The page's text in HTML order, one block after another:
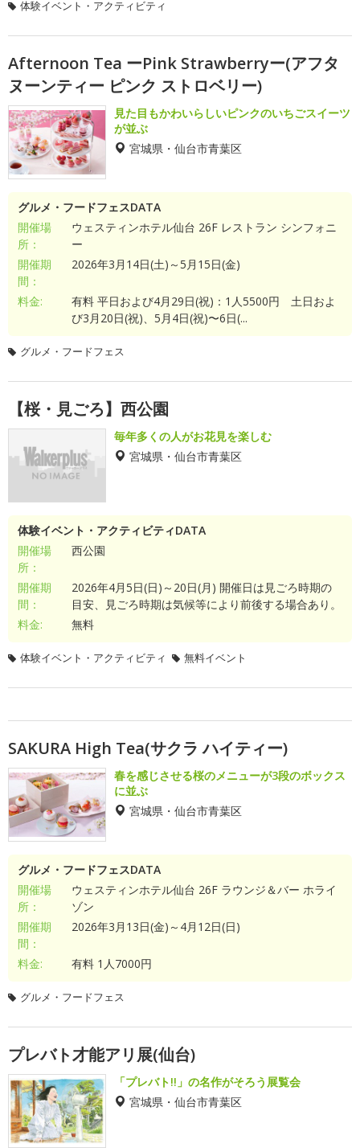
体験イベント・アクティビティ
Afternoon Tea ーPink Strawberryー(アフタ
ヌーンティー ピンク ストロベリー)
見た目もかわいらしいピンクのいちごスイーツ
が並ぶ
宮城県・仙台市青葉区
グルメ・フードフェスDATA
開催場
所：
ウェスティンホテル仙台 26F レストラン シンフォニ
ー
開催期
間：
2026年3月14日(土)～5月15日(金)
料金:
有料 平日および4月29日(祝)：1人5500円 土日およ
び3月20日(祝)、5月4日(祝)〜6日(...
グルメ・フードフェス
【桜・見ごろ】西公園
毎年多くの人がお花見を楽しむ
宮城県・仙台市青葉区
体験イベント・アクティビティDATA
開催場
所：
西公園
開催期
間：
2026年4月5日(日)～20日(月) 開催日は見ごろ時期の
目安、見ごろ時期は気候等により前後する場合あり。
料金:
無料
体験イベント・アクティビティ 無料イベント
SAKURA High Tea(サクラ ハイティー)
春を感じさせる桜のメニューが3段のボックス
に並ぶ
宮城県・仙台市青葉区
グルメ・フードフェスDATA
開催場
所：
ウェスティンホテル仙台 26F ラウンジ＆バー ホライ
ゾン
開催期
間：
2026年3月13日(金)～4月12日(日)
料金: 有料 1人7000円
グルメ・フードフェス
プレバト才能アリ展(仙台)
「プレバト!!」の名作がそろう展覧会
宮城県・仙台市青葉区